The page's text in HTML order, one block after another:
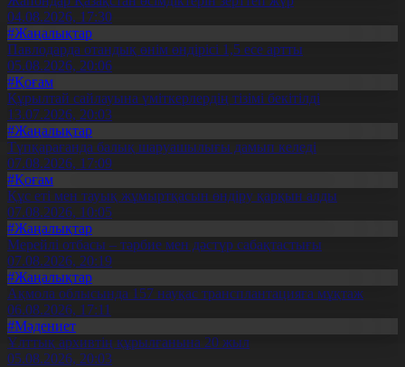
04.08.2026, 17:30
#Жаңалықтар
Павлодарда отандық өнім өндірісі 1,5 есе артты
05.08.2026, 20:06
#Қоғам
Құрылтай сайлауына үміткерлердің тізімі бекітілді
13.07.2026, 20:03
#Жаңалықтар
Түпқарағанда балық шаруашылығы дамып келеді
07.08.2026, 17:09
#Қоғам
Құс еті мен тауық жұмыртқасын өндіру қарқын алды
07.08.2026, 10:05
#Жаңалықтар
Мерейлі отбасы – тәрбие мен дәстүр сабақтастығы
07.08.2026, 20:19
#Жаңалықтар
Ақмола облысында 157 науқас трансплантацияға мұқтаж
06.08.2026, 17:11
#Мәдениет
Ұлттық архивтің құрылғанына 20 жыл
05.08.2026, 20:03